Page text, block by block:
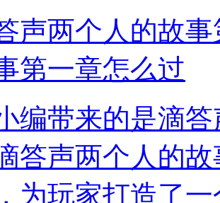
声两个人的故
第一章怎么过
编带来的是滴
答声两个人的
为玩家打造了